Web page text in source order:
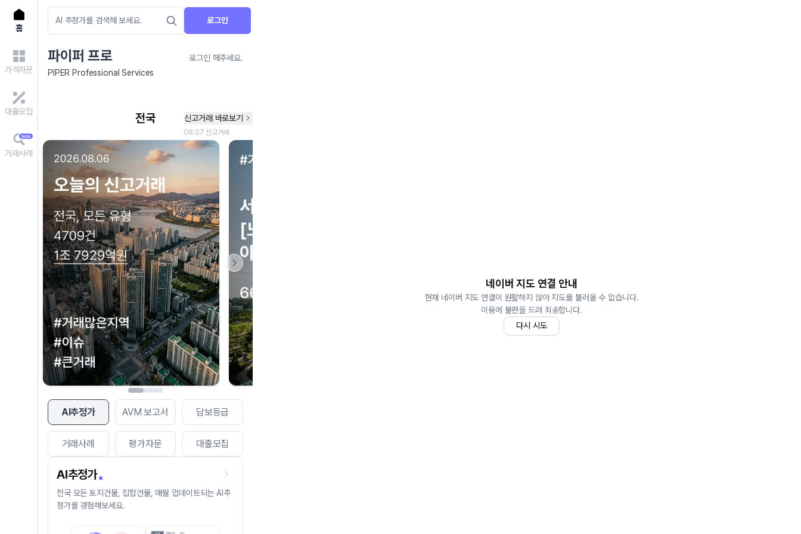
홈
가격자문
대출모집
거래사례
로그인
파이퍼 프로
로그인 해주세요.
PIPER Professional Services
AI추정가 AVM 보고서 담보등급
거래사례 평가자문 대출모집
AI추정가
전국 모든 토지건물, 집합건물, 매월 업데이트되는 AI추
정가를 경험해보세요.
네이버 지도 연결 안내
현재 네이버 지도 연결이 원활하지 않아 지도를 불러올 수 없습니다.
이용에 불편을 드려 죄송합니다.
다시 시도